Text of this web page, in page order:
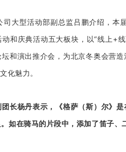
司大型活动部副总监吕鹏介绍，
和庆典活动五大板块，以“线上+
和演出推介会，为北京冬奥会营
化魅力。
长杨丹表示，《格萨（斯）尔》
如在骑马的片段中，添加了笛子